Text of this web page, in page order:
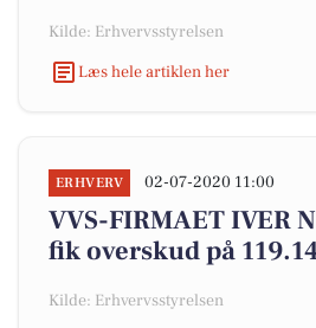
Kilde: Erhvervsstyrelsen
Læs hele artiklen her
ERHVERV 02-07-2020 11:00
VVS-FIRMAET IVER
fik overskud på
Kilde: Erhvervsstyrelsen